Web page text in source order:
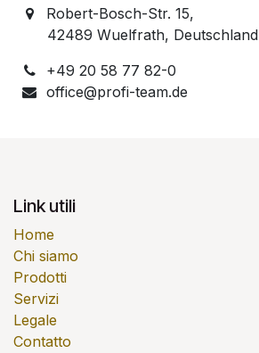
Robert-Bosch-Str. 15,
42489 Wuelfrath, Deutschland
+49 20 58 77 82-0
office@profi-team.de
Link utili
Home
Chi siamo
Prodotti
Servizi
Legale
Contatto